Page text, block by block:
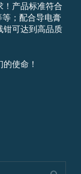
！产品标准符合
；配合导电膏
钳可达到高品质
使命！